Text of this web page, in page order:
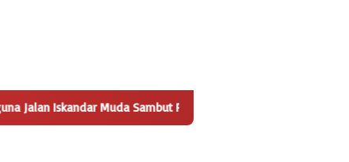
Muda Sambut Positif Pembangunan Tempat Pengelolaan